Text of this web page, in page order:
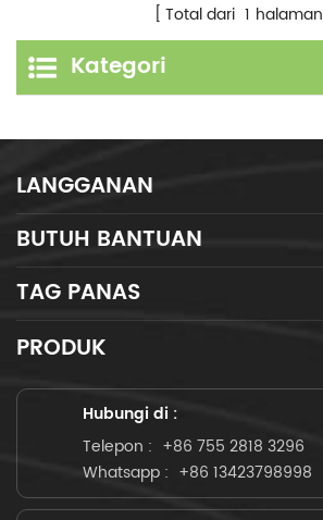
patchcord modul
12/24 serat
Total dari 1 halaman
Kategori
LANGGANAN
BUTUH BANTUAN
TAG PANAS
PRODUK
Hubungi di :
Telepon : +86 755 2818 3296
Whatsapp : +86 13423798998